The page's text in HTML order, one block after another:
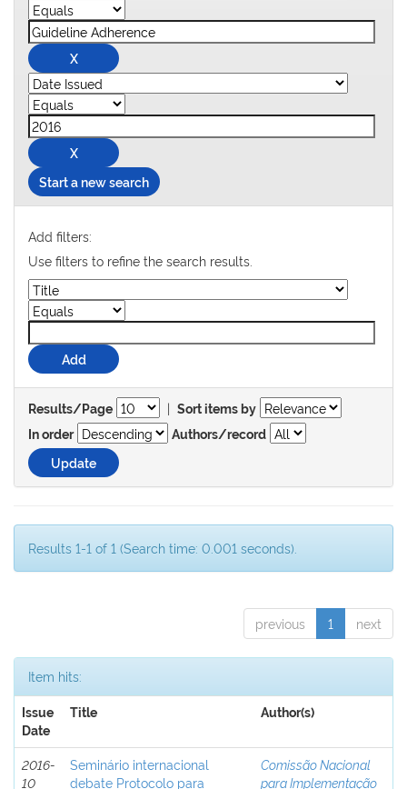
Start a new search
Add filters:
Use filters to refine the search results.
Results/Page | Sort items by
In order
Authors/record
Results 1-1 of 1 (Search time: 0.001 seconds).
previous 1 next
Item hits:
Issue
Date
Title Author(s)
2016-
10
Seminário internacional
debate Protocolo para
Comissão Nacional
para Implementação